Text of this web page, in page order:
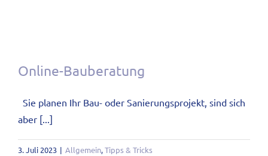
Online-Bauberatung
Sie planen Ihr Bau- oder Sanierungsprojekt, sind sich
aber [...]
3. Juli 2023 | Allgemein,Tipps & Tricks